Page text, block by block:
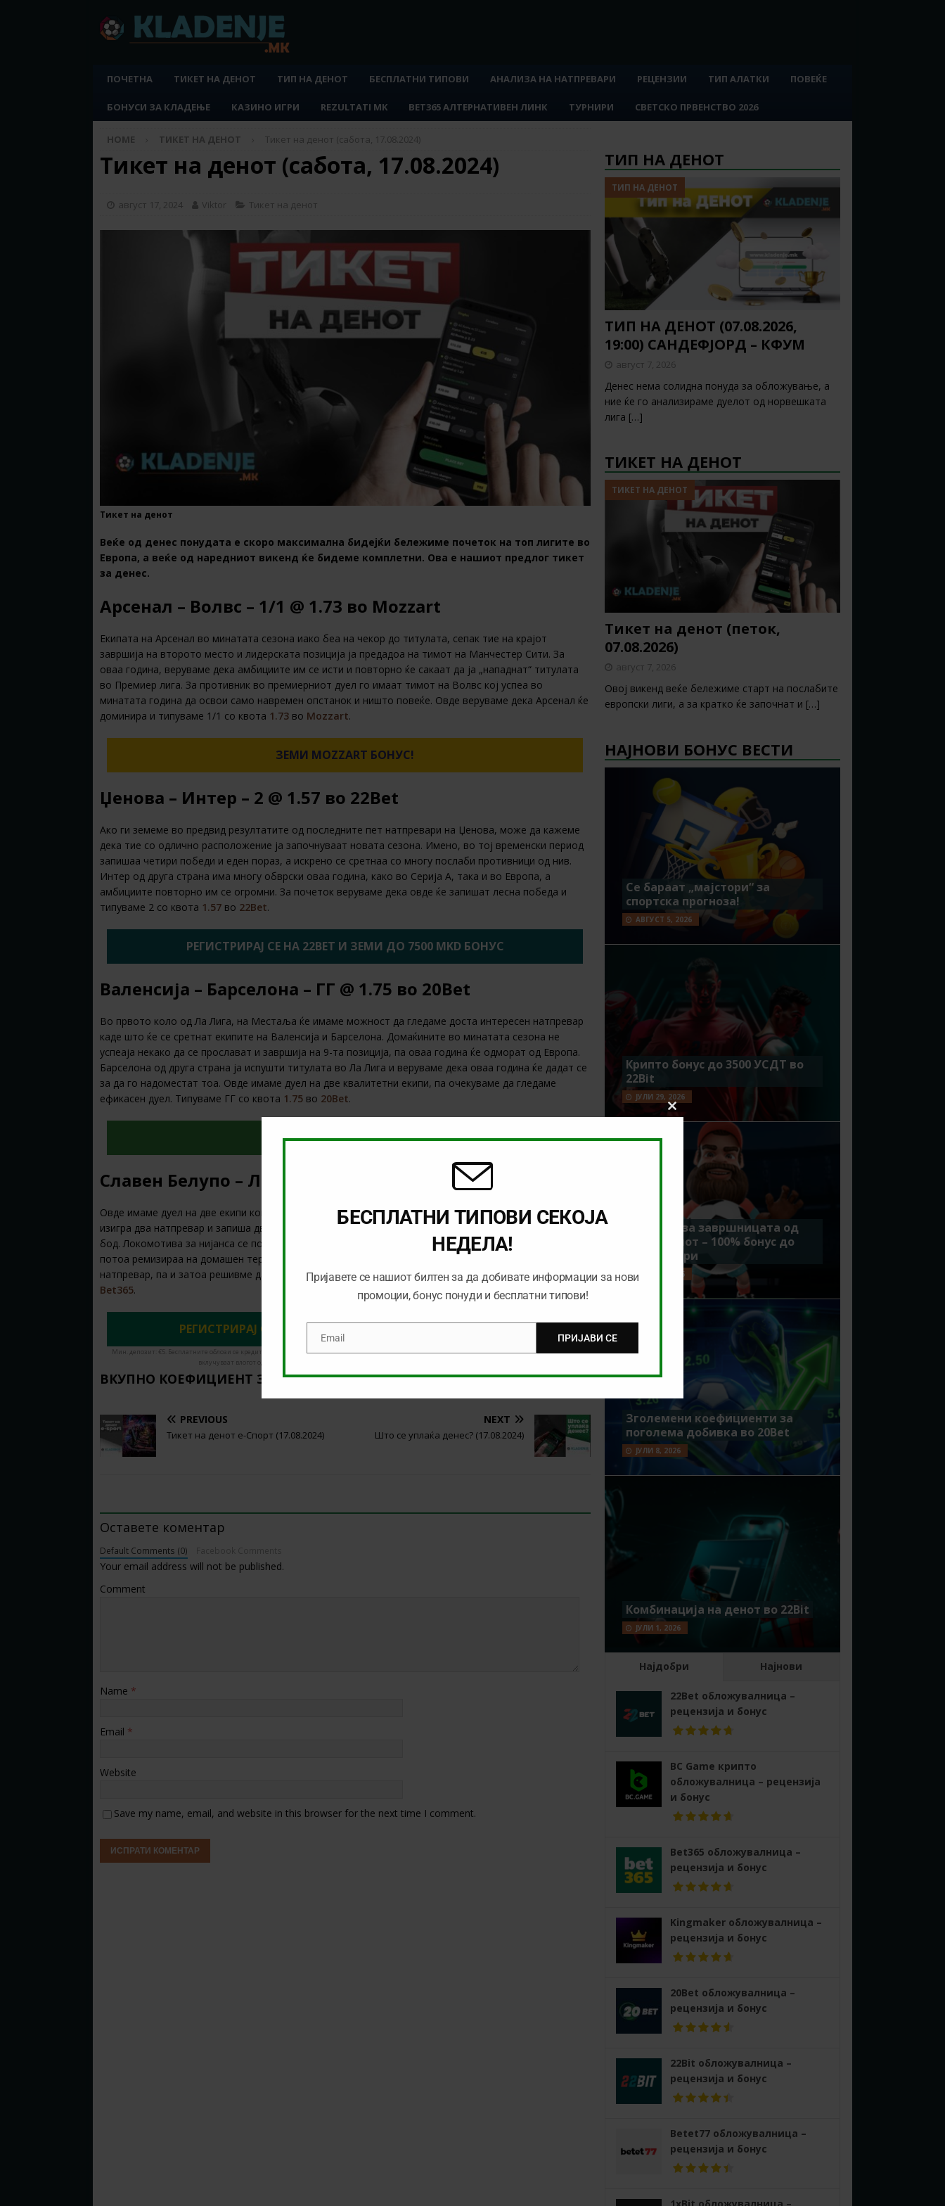
ПОЧЕТНА ТИКЕТ НА ДЕНОТ ТИП НА ДЕНОТ БЕСПЛАТНИ ТИПОВИ АНАЛИЗА НА НАТПРЕВАРИ РЕЦЕНЗИИ ТИП АЛАТКИ ПОВЕЌЕ
БОНУСИ ЗА КЛАДЕЊЕ КАЗИНО ИГРИ REZULTATI MK BET365 АЛТЕРНАТИВЕН ЛИНК ТУРНИРИ СВЕТСКО ПРВЕНСТВО 2026
HOME ТИКЕТ НА ДЕНОТ Тикет на денот (сабота, 17.08.2024)
Тикет на денот (сабота, 17.08.2024)
август 17, 2024 Viktor Тикет на денот
Тикет на денот
Веќе од денес понудата е скоро максимална бидејќи бележиме почеток на топ лигите во
Европа, а веќе од наредниот викенд ќе бидеме комплетни. Ова е нашиот предлог тикет
за денес.
Арсенал – Волвс – 1/1 @ 1.73 во Mozzart
Екипата на Арсенал во минатата сезона иако беа на чекор до титулата, сепак тие на крајот
завршија на второто место и лидерската позиција ја предадоа на тимот на Манчестер Сити. За
оваа година, веруваме дека амбициите им се исти и повторно ќе сакаат да ја „нападнат“ титулата
во Премиер лига. За противник во премиерниот дуел го имаат тимот на Волвс кој успеа во
минaтата година да освои само навремен опстанок и ништо повеќе. Овде веруваме дека Арсенал ќе
доминира и типуваме 1/1 со квота 1.73 во Mozzart.
ЗЕМИ MOZZART БОНУС!
Џенова – Интер – 2 @ 1.57 во 22Bet
Ако ги земеме во предвид резултатите од последните пет натпревари на Џенова, може да кажеме
дека тие со одлично расположение ја започнуваат новата сезона. Имено, во тој временски период
запишаа четири победи и еден пораз, а искрено се сретнаа со многу послаби противници од нив.
Интер од друга страна има многу обврски оваа година, како во Серија А, така и во Европа, а
амбициите повторно им се огромни. За почеток веруваме дека овде ќе запишат лесна победа и
типуваме 2 со квота 1.57 во 22Bet.
РЕГИСТРИРАЈ СЕ НА 22BET И ЗЕМИ ДО 7500 MKD БОНУС
Валенсија – Барселона – ГГ @ 1.75 во 20Bet
Во првото коло од Ла Лига, на Местаља ќе имаме можност да гледаме доста интересен натпревар
каде што ќе се сретнат екипите на Валенсија и Барселона. Домаќините во минатата сезона не
успеаја некако да се прослават и завршија на 9-та позиција, па оваа година ќе одморат од Европа.
Барселона од друга страна ја испушти титулата во Ла Лига и веруваме дека оваа година ќе дадат се
за да го надоместат тоа. Овде имаме дуел на две квалитетни екипи, па очекуваме да гледаме
ефикасен дуел. Типуваме ГГ со квота 1.75 во 20Bet.
ОДИ НА 20BET
Славен Белупо – Локомотива – ГГ @ 1.67 во Bet365
Овде имаме дуел на две екипи кои започнаа релативно лошо во новата сезона. Славен Белупо
изигра два натпревар и запиша два порази, па се наоѓа на последното место без ниту еден освоен
бод. Локомотива за нијанса се подобри бидејќи после пораз во премиерното коло, тие веднаш
потоа ремизираа на домашен терен против Хајдук. Овде искрено немаме фаворит на овој
натпревар, па и затоа решивме да го избегнеме конечниот исход. Ние типуваме ГГ со квота1.67во
Bet365.
РЕГИСТРИРАЈ СЕ ДЕНЕС И ЗЕМИ 25 ЕВРА БОНУС ВО BET365
Мин. депозит: €5. Бесплатните облози се кредити за обложување. Потребна е регистрација. Има лимити за квоти, облози и плаќање. Добивките не го
вклучуваат влогот од кредити. Има временски лимити и правила. | 18+ | gambleaware.org #Ad
ВКУПНО КОЕФИЦИЕНТ ЗА ОВОЈ ТИКЕТ ВОBet365:7.94
PREVIOUS
Тикет на денот е-Спорт (17.08.2024)
NEXT
Што се уплаќа денес? (17.08.2024)
Оставете коментар
Default Comments (0)
Your email address will not be published.
Comment
Name *
Email *
Website
Save my name, email, and website in this browser for the next time I comment.
ТИП НА ДЕНОТ
ТИП НА ДЕНОТ
ТИП НА ДЕНОТ (07.08.2026,
19:00) САНДЕФЈОРД – КФУМ
август 7, 2026
Денес нема солидна понуда за обложување, а
ние ќе го анализираме дуелот од норвешката
лига […]
ТИКЕТ НА ДЕНОТ
ТИКЕТ НА ДЕНОТ
Тикет на денот (петок,
07.08.2026)
август 7, 2026
Овој викенд веќе бележиме старт на послабите
европски лиги, а за кратко ќе започнат и […]
НАЈНОВИ БОНУС ВЕСТИ
Се бараат „мајстори“ за
спортска прогноза!
АВГУСТ 5, 2026
Крипто бонус до 3500 УСДТ во
22Bit
ЈУЛИ 29, 2026
Идеално за завршницата од
Мундијалот – 100% бонус до
7500 денари
ЈУЛИ 15, 2026
Зголемени коефициенти за
поголема добивка во 20Bet
ЈУЛИ 8, 2026
Комбинација на денот во 22Bit
ЈУЛИ 1, 2026
Најдобри Најнови
22Bet обложувалница –
рецензија и бонус
BC Game крипто
обложувалница – рецензија
и бонус
Bet365 обложувалница –
рецензија и бонус
Kingmaker обложувалница –
рецензија и бонус
20Bet обложувалница –
рецензија и бонус
22Bit обложувалница –
рецензија и бонус
Betet77 обложувалница –
рецензија и бонус
Close
this
module
БЕСПЛАТНИ ТИПОВИ СЕКОЈА
НЕДЕЛА!
Пријавете се нашиот билтен за да добивате информации за нови
промоции, бонус понуди и бесплатни типови!
EmailEmail ПРИЈАВИ СЕ